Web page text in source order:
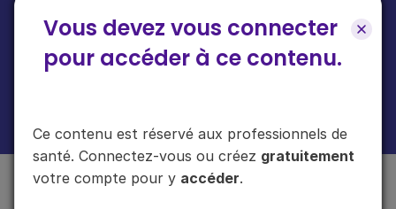
Vous devez vous connecter
pour accéder à ce contenu.
Ce contenu est réservé aux professionnels de
santé. Connectez-vous ou créez gratuitement
votre compte pour y accéder.